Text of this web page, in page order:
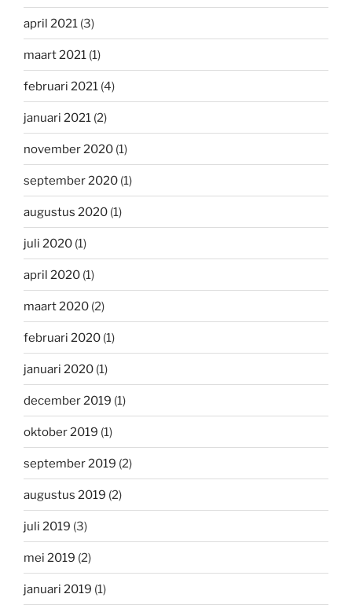
april 2021 (3)
maart 2021 (1)
februari 2021 (4)
januari 2021 (2)
november 2020 (1)
september 2020 (1)
augustus 2020 (1)
juli 2020 (1)
april 2020 (1)
maart 2020 (2)
februari 2020 (1)
januari 2020 (1)
december 2019 (1)
oktober 2019 (1)
september 2019 (2)
augustus 2019 (2)
juli 2019 (3)
mei 2019 (2)
januari 2019 (1)